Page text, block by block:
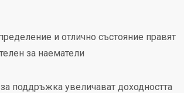
и отлично състояние правят
за наематели
поддръжка увеличават доходността